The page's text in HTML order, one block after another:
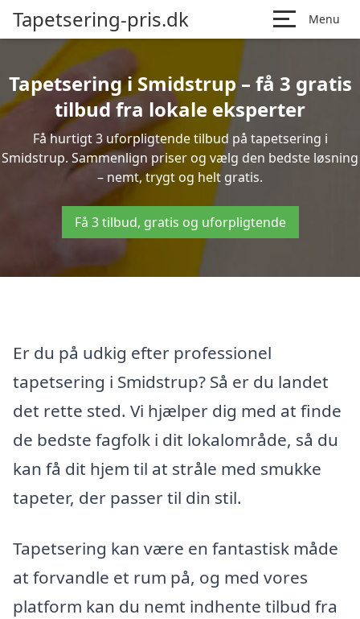
Tapetsering-pris.dk Menu
Tapetsering i Smidstrup – få 3 gratis
tilbud fra lokale eksperter
Få hurtigt 3 uforpligtende tilbud på tapetsering i
Smidstrup. Sammenlign priser og vælg den bedste løsning
– nemt, trygt og helt gratis.
Få 3 tilbud, gratis og uforpligtende
Er du på udkig efter professionel
tapetsering i Smidstrup? Så er du landet
det rette sted. Vi hjælper dig med at finde
de bedste fagfolk i dit lokalområde, så du
kan få dit hjem til at stråle med smukke
tapeter, der passer til din stil.
Tapetsering kan være en fantastisk måde
at forvandle et rum på, og med vores
platform kan du nemt indhente tilbud fra